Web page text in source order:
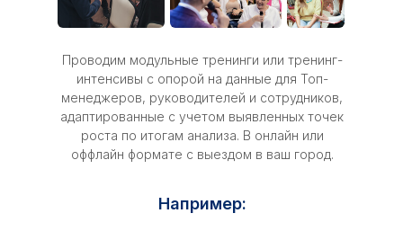
Проводим модульные тренинги или тренинг-
интенсивы с опорой на данные для Топ-
менеджеров, руководителей и сотрудников,
адаптированные с учетом выявленных точек
роста по итогам анализа. В онлайн или
оффлайн формате с выездом в ваш город.
Например: